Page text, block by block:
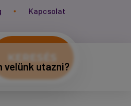
Kapcsolat
velünk utazni?
KERESÉS